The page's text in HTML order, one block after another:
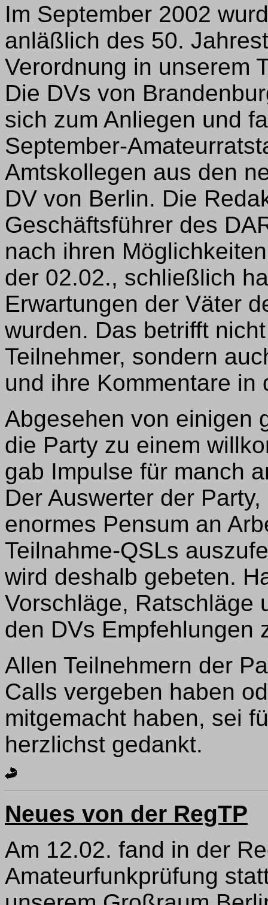
Im September 2002
anläßlich des 50.
Verordnung in unserem
Die DVs von
sich zum Anliegen und
September-
Amtskollegen aus den
DV von Berlin. Die
Geschäftsführer des
nach ihren
der 02.02., schließlich
Erwartungen der Väter
wurden. Das betrifft
Teilnehmer, sondern
und ihre Kommentare in
Abgesehen von einigen
die Party zu einem
gab Impulse für manch
Der Auswerter der
enormes Pensum an
Teilnahme-QSLs
wird deshalb gebeten.
Vorschläge, Ratschläge
den DVs Empfehlungen
Allen Teilnehmern der
Calls vergeben haben
mitgemacht haben, sei
herzlichst gedankt.
Neues von der RegTP
Am 12.02. fand in der
Amateurfunkprüfung